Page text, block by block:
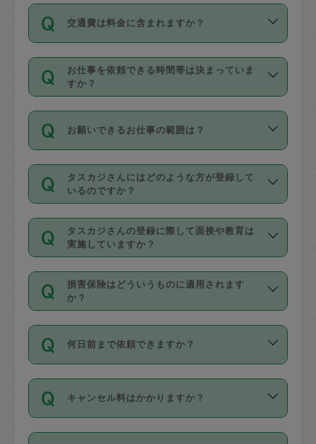
を行う際にご入力ください。プロフィー
ル登録時にはご入力いただかなくても大
丈夫です。
デビットカード・プリペイドカード（Vプ
リカ、au WALLETなど）は支払にはご利
銀行振込や現金払いも対応していませ
なお、タスカジさんの交通費も、依頼料
金のご請求と合わせてお支払いとなりま
動計算で表示されます。
依頼には「スポット」と「定期（毎週｜
隔週）」があり、「定期」の依頼は「ス
ポット」よりお得な料金でご利用できま
す。
定期の最低利用回数は設けていない代わ
りに、一定数を超えたキャンセルは有償
（例：毎週定期の場合は３回以上のキャ
ンセルが有償（1200円、隔週定期の場合
は２回以上のキャンセルが有償（1200
交通費は料金に含まれますか？
交通費は依頼料金とは別途発生し、依頼
料金のご請求と合わせてお支払いとなり
ます。交通費の金額は「依頼の詳細」に
お仕事を依頼できる時間帯は決まっていま
すか？
時間帯は3種類あります。いずれも１回あ
たり３時間です。
・ＡＭ ９時～１２時
・ＰＭ １３時～１６時
・夜 １８時～２１時
開始時間を２時間前後変更することが可
能です。依頼送信後、個別にタスカジさ
んにメッセージを送り調整してくださ
い。ただし、２時間を越えての調整はで
時間も被らない場合、損害保険の対象外
お願いできるお仕事の範囲は？
掃除、整理収納、洗濯、買い物、料理、
作り置きです。タスカジさんによってで
きる仕事の範囲が異なりますので、依頼
する前にタスカジさんのプロフィールで
確認してください。
基本的に、高所での作業や危険作業、屋
外での作業は対象外です。
タスカジさんにはどのような方が登録して
いるのですか？
主婦として長年の家事経験をお持ちの
方、栄養士・調理師といった資格者で保
育園や学校の給食やレストランで料理関
係の専門職に従事されていた方、日本で
すでにハウスキーパーや英語の先生とし
てお仕事をしているフィリピン出身の
社員など様々なバックグラウンドの方が
登録しています。
日本語も話せる方など様々です。
タスカジさんの登録に際して面接や教育は
実施していますか？
応募の際に、各自事務局との面接と説明
を行っています。その後、身分証明書の
写真提出をしていただいています。外国
確認しています。タスカジさんトレーニ
ング動画を使ったセルフトレーニングの
現場トライアルを受け、合格したタスカ
ジさんが活動されています。
損害保険はどういうものに適用されます
か？
依頼者とタスカジさんとの間でタスカジ
を通して成立した作業時間内での作業に
適用されます。作業範囲は、掃除、洗
です。作業中に物を壊したり、人にけが
をさせたりした場合が対象で、補償金額
何日前まで依頼できますか？
ご依頼は、現在を起点に3日後（72時間
以降）の日時から受付可能となっていま
す。
キャンセル料はかかりますか？
キャンセル料には、以下の2種類がありま